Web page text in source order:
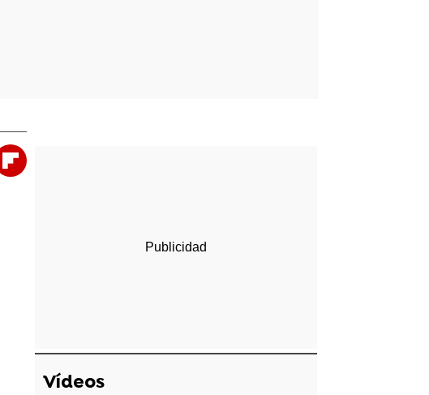
Flipboard
Vídeos